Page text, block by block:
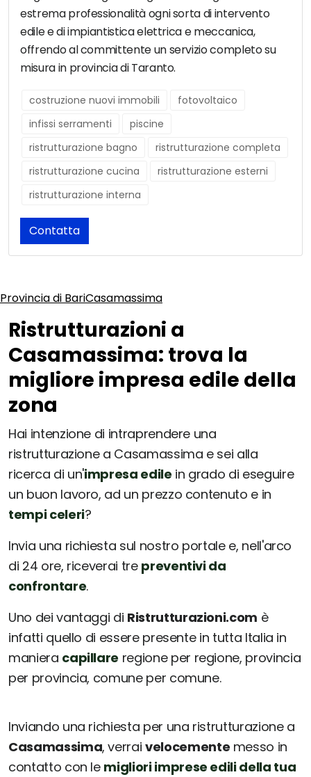
estrema professionalità ogni sorta di intervento
edile e di impiantistica elettrica e meccanica,
offrendo al committente un servizio completo su
misura in provincia di Taranto.
costruzione nuovi immobili
fotovoltaico
infissi serramenti
piscine
ristrutturazione bagno
ristrutturazione completa
ristrutturazione cucina
ristrutturazione esterni
ristrutturazione interna
Contatta
Provincia di BariCasamassima
Ristrutturazioni a
Casamassima: trova la
migliore impresa edile della
zona
Hai intenzione di intraprendere una
ristrutturazione a Casamassima e sei alla
ricerca di un'impresa edile in grado di eseguire
un buon lavoro, ad un prezzo contenuto e in
tempi celeri?
Invia una richiesta sul nostro portale e, nell'arco
di 24 ore, riceverai tre preventivi da
confrontare.
Uno dei vantaggi di Ristrutturazioni.com è
infatti quello di essere presente in tutta Italia in
maniera capillare regione per regione, provincia
per provincia, comune per comune.
Inviando una richiesta per una ristrutturazione a
Casamassima, verraivelocemente messo in
contatto con le migliori imprese edili della tua